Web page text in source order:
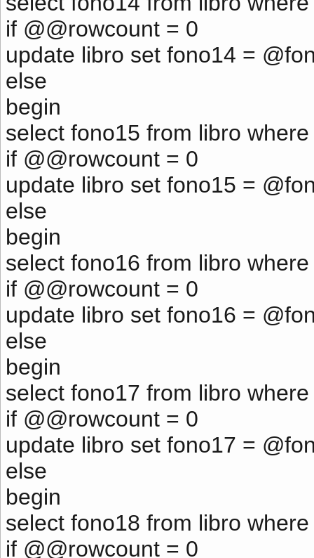
if @@rowcount = 0
update libro set fono14 =
else
begin
select fono15 from libro
if @@rowcount = 0
update libro set fono15 =
else
begin
select fono16 from libro
if @@rowcount = 0
update libro set fono16 =
else
begin
select fono17 from libro
if @@rowcount = 0
update libro set fono17 =
else
begin
select fono18 from libro
if @@rowcount = 0